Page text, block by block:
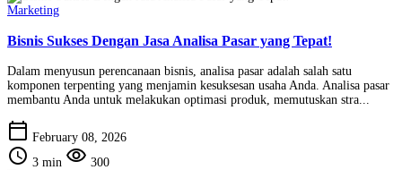
Marketing
Bisnis Sukses Dengan Jasa Analisa Pasar yang Tepat!
Dalam menyusun perencanaan bisnis, analisa pasar adalah salah satu
komponen terpenting yang menjamin kesuksesan usaha Anda. Analisa pasar
membantu Anda untuk melakukan optimasi produk, memutuskan stra...
calendar_today February 08, 2026
schedule 3 min visibility 300